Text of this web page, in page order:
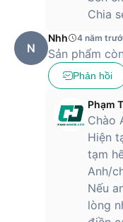
Chia
N
Nhh 4 năm
Sản phẩm
Phản hồi
Phạm
Chào
Hiện
tạm
Anh/
Nếu
lòng